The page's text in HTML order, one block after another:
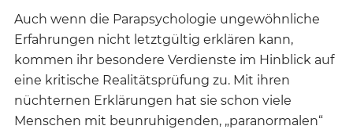
Auch wenn die Parapsychologie ungewöhnliche
Erfahrungen nicht letztgültig erklären kann,
kommen ihr besondere Verdienste im Hinblick auf
eine kritische Realitätsprüfung zu. Mit ihren
nüchternen Erklärungen hat sie schon viele
Menschen mit beunruhigenden, „paranormalen“